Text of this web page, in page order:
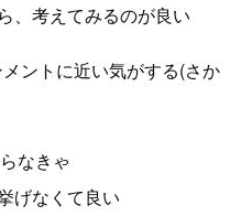
、考えてみるのが良い
ントに近い気がする(さか
なきゃ
げなくて良い